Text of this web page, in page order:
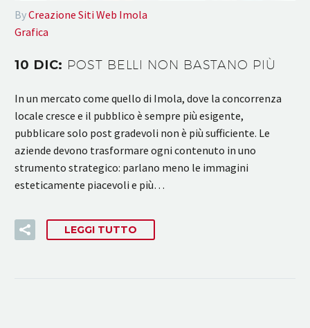
ByCreazione Siti Web Imola
Grafica
10 DIC: POST BELLI NON BASTANO PIÙ
In un mercato come quello di Imola, dove la concorrenza
locale cresce e il pubblico è sempre più esigente,
pubblicare solo post gradevoli non è più sufficiente. Le
aziende devono trasformare ogni contenuto in uno
strumento strategico: parlano meno le immagini
esteticamente piacevoli e più…
LEGGI TUTTO